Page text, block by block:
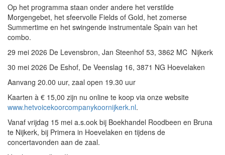
Op het programma staan onder andere het verstilde
Morgengebet, het sfeervolle Fields of Gold, het zomerse
Summertime en het swingende instrumentale Spain van het
combo.
29 mei 2026 De Levensbron, Jan Steenhof 53, 3862 MC Nijkerk
30 mei 2026 De Eshof, De Veenslag 16, 3871 NG Hoevelaken
Aanvang 20.00 uur, zaal open 19.30 uur
Kaarten à € 15,00 zijn nu online te koop via onze website
www.hetvoicekoorcompanykoornijkerk.nl.
Vanaf vrijdag 15 mei a.s.ook bij Boekhandel Roodbeen en Bruna
te Nijkerk, bij Primera in Hoevelaken en tijdens de
concertavonden aan de zaal.